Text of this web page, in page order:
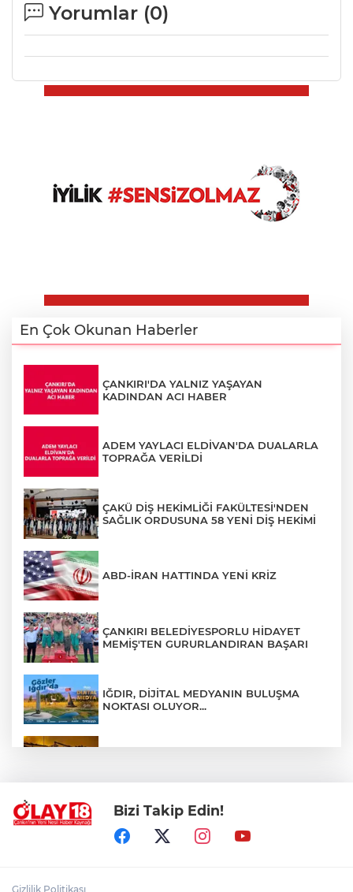
Yorumlar (0)
En Çok Okunan Haberler
ÇANKIRI'DA YALNIZ YAŞAYAN
KADINDAN ACI HABER
ADEM YAYLACI ELDİVAN'DA DUALARLA
TOPRAĞA VERİLDİ
ÇAKÜ DİŞ HEKİMLİĞİ FAKÜLTESİ'NDEN
SAĞLIK ORDUSUNA 58 YENİ DİŞ HEKİMİ
ABD-İRAN HATTINDA YENİ KRİZ
ÇANKIRI BELEDİYESPORLU HİDAYET
MEMİŞ'TEN GURURLANDIRAN BAŞARI
IĞDIR, DİJİTAL MEDYANIN BULUŞMA
NOKTASI OLUYOR...
ÖZGÜR ÖZEL VE VELİ AĞBABA
HAKKINDA KRİTİK GELİŞME
Bizi Takip Edin!
Gizlilik Politikası